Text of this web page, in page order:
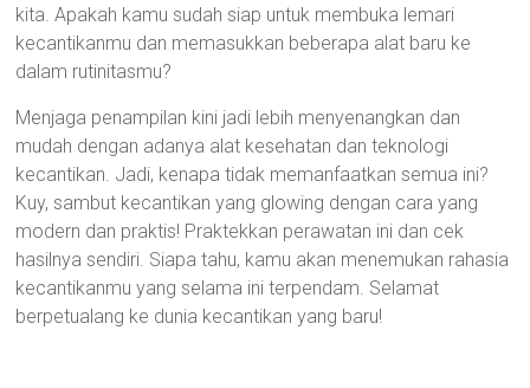
kita. Apakah kamu sudah siap untuk membuka lemari
kecantikanmu dan memasukkan beberapa alat baru ke
dalam rutinitasmu?
Menjaga penampilan kini jadi lebih menyenangkan dan
mudah dengan adanya alat kesehatan dan teknologi
kecantikan. Jadi, kenapa tidak memanfaatkan semua ini?
Kuy, sambut kecantikan yang glowing dengan cara yang
modern dan praktis! Praktekkan perawatan ini dan cek
hasilnya sendiri. Siapa tahu, kamu akan menemukan rahasia
kecantikanmu yang selama ini terpendam. Selamat
berpetualang ke dunia kecantikan yang baru!